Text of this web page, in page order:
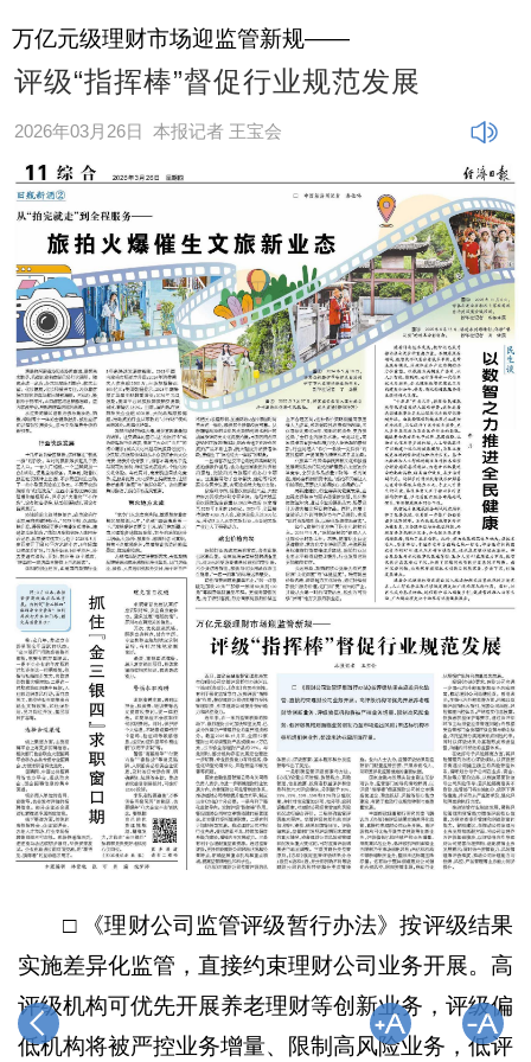
万亿元级理财市场迎监管新规——
评级“指挥棒”督促行业规范发展
2026年03月26日 本报记者 王宝会
□ 《理财公司监管评级暂行办法》按评级结果
实施差异化监管，直接约束理财公司业务开展。高
评级机构可优先开展养老理财等创新业务，评级偏
低机构将被严控业务增量、限制高风险业务，低评